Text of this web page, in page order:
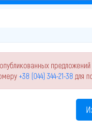
+38 (044) 344-21-38 для